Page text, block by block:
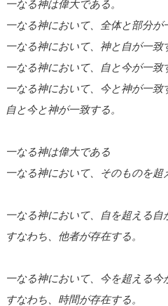
一なる神は偉大である。
一なる神において、全体と部分が
一なる神において、神と自が一致
一なる神において、自と今が一致
一なる神において、今と神が一致
自と今と神が一致する。
一なる神は偉大である
一なる神において、そのものを超
一なる神において、自を超える自
すなわち、他者が存在する。
一なる神において、今を超える今
すなわち、時間が存在する。